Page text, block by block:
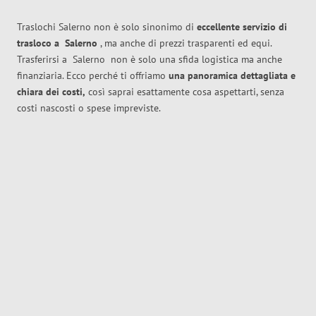
Traslochi Salerno non è solo sinonimo di eccellente servizio di
trasloco a Salerno , ma anche di prezzi trasparenti ed equi.
Trasferirsi a Salerno non è solo una sfida logistica ma anche
finanziaria. Ecco perché ti offriamo una panoramica dettagliata e
chiara dei costi, così saprai esattamente cosa aspettarti, senza
costi nascosti o spese impreviste.